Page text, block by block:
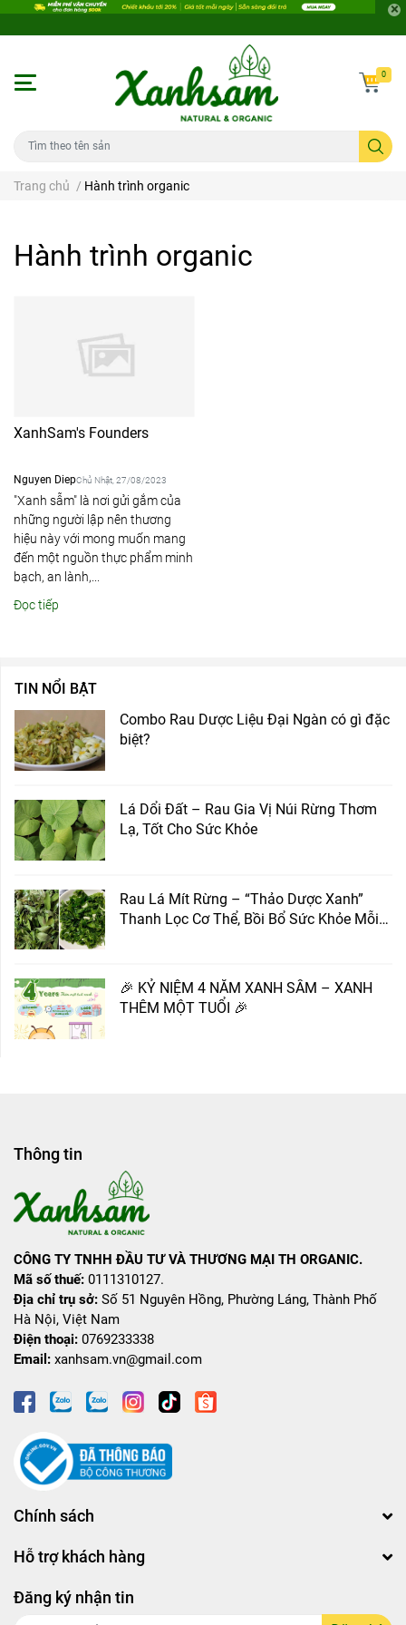
0
Trang chủ / Hành trình organic
Hành trình organic
XanhSam's Founders
Nguyen DiepChủ Nhật, 27/08/2023
"Xanh sẫm" là nơi gửi gắm của
những người lập nên thương
hiệu này với mong muốn mang
đến một nguồn thực phẩm minh
bạch, an lành,...
Đọc tiếp
TIN NỔI BẬT
Combo Rau Dược Liệu Đại Ngàn có gì đặc
biệt?
Lá Dổi Đất – Rau Gia Vị Núi Rừng Thơm
Lạ, Tốt Cho Sức Khỏe
Rau Lá Mít Rừng – “Thảo Dược Xanh”
Thanh Lọc Cơ Thể, Bồi Bổ Sức Khỏe Mỗi
🎉 KỶ NIỆM 4 NĂM XANH SẪM – XANH
THÊM MỘT TUỔI 🎉
Thông tin
CÔNG TY TNHH ĐẦU TƯ VÀ THƯƠNG MẠI TH ORGANIC.
Mã số thuế: 0111310127.
Địa chỉ trụ sở: Số 51 Nguyên Hồng, Phường Láng, Thành Phố
Hà Nội, Việt Nam
Điện thoại: 0769233338
Email: xanhsam.vn@gmail.com
Chính sách
Hỗ trợ khách hàng
Đăng ký nhận tin